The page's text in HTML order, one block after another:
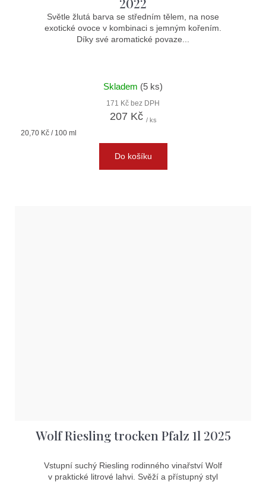
Světle žlutá barva se středním tělem, na nose
exotické ovoce v kombinaci s jemným kořením.
Díky své aromatické povaze...
Skladem (5 ks)
171 Kč bez DPH
207 Kč / ks
Měrná
20,70 Kč / 100 ml
Do košíku
Wolf Riesling trocken Pfalz 1l 2025
Vstupní suchý Riesling rodinného vinařství Wolf
v praktické litrové lahvi. Svěží a přístupný styl